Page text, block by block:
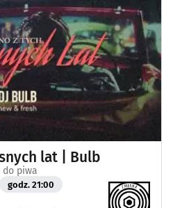
lat | Bulb
do piwa
godz. 21:00